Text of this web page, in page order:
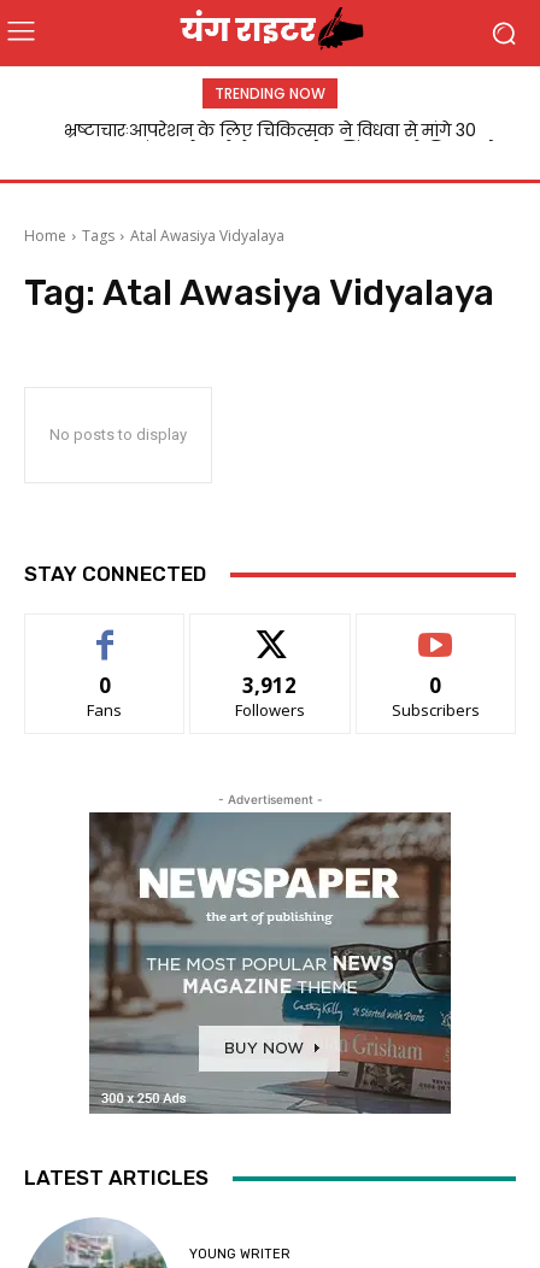
TRENDING NOW
भ्रष्टाचारःआपरेशन के लिए चिकित्सक ने विधवा से मांगे 30
Home Tags Atal Awasiya Vidyalaya
Tag: Atal Awasiya Vidyalaya
No posts to display
STAY CONNECTED
0
Fans
3,912
Followers
0
Subscribers
- Advertisement -
LATEST ARTICLES
YOUNG WRITER